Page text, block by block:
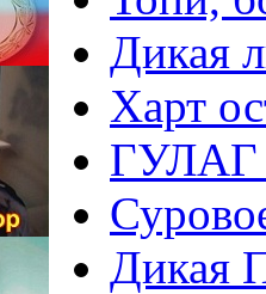
Дикая
Харт
ГУЛАГ
Дикая